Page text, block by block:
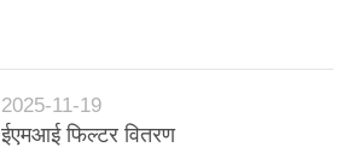
2025-11-19
ईएमआई फिल्टर वितरण